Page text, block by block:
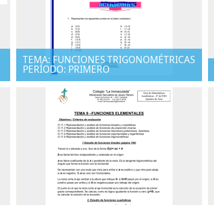
TEMA: FUNCIONES TRIGONOMÉTRICAS
PERÍODO: PRIMERO